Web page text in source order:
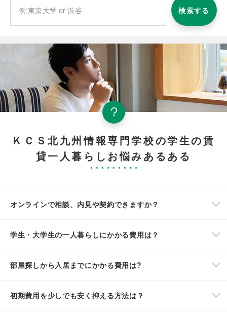
検索する
ＫＣＳ北九州情報専門学校の学生の賃
貸一人暮らしお悩みあるある
オンラインで相談、内見や契約できますか？
学生・大学生の一人暮らしにかかる費用は？
部屋探しから入居までにかかる費用は?
初期費用を少しでも安く抑える方法は？